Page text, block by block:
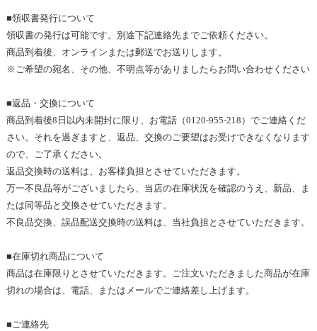
■領収書発行について
領収書の発行は可能です 。別途下記連絡先までご依頼ください。
商品到着後、オンラインまたは郵送でお送りします。
※ ご希望の宛名、その他、不明点等がありましたらお問い合わせください
■返品・交換について
商品到着後8 日以内未開封に限り、お電話（0120-955-218 ）でご連絡くだ
さい。それを過ぎますと、返品、交換のご要望はお受けできなくなります
ので、ご了承ください。
返品交換時の送料は、お客様負担とさせていただきます。
万一不良品等がございましたら、当店の在庫状況を確認のうえ
、新品 、ま
たは同等品と交換させていただきます。
不良品交換、誤品配送交換時の送料は、当社負担とさせていただきます 。
■在庫切れ商品について
商品は在庫限りとさせていただきます。ご注文いただきました商品が在庫
切れの場合は、電話、またはメールでご連絡差し上げます 。
■ ご連絡先